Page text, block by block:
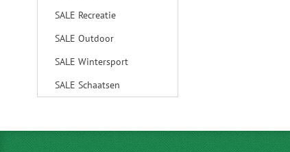
SALE Recreatie
SALE Outdoor
SALE Wintersport
SALE Schaatsen